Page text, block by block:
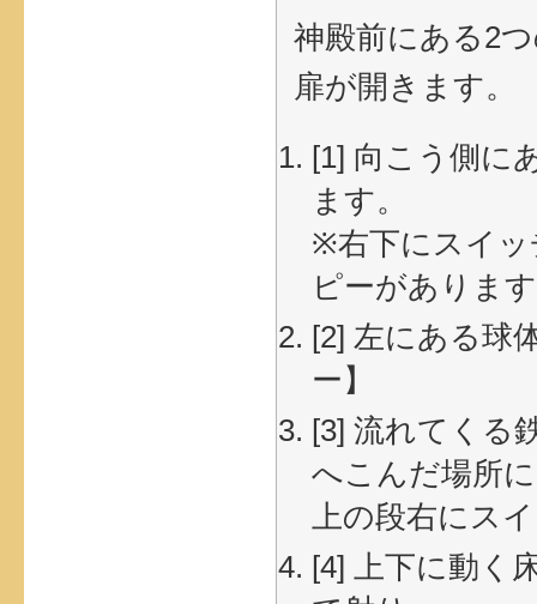
神殿前にある2
扉が開きます。
[1] 向こう側に
ます。
※右下にスイッ
ピーがありま
[2] 左にある球
ー】
[3] 流れてくる
へこんだ場所
上の段右にス
[4] 上下に動く